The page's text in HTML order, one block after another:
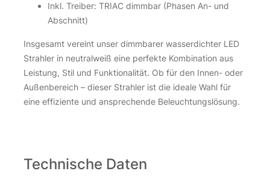
Inkl. Treiber: TRIAC dimmbar (Phasen An- und
Abschnitt)
Insgesamt vereint unser dimmbarer wasserdichter LED
Strahler in neutralweiß eine perfekte Kombination aus
Leistung, Stil und Funktionalität. Ob für den Innen- oder
Außenbereich – dieser Strahler ist die ideale Wahl für
eine effiziente und ansprechende Beleuchtungslösung.
Technische Daten